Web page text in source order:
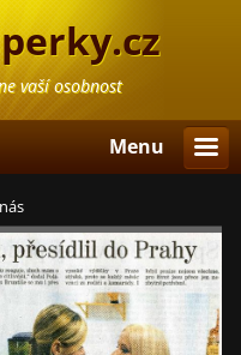
vaší osobnost
Menu